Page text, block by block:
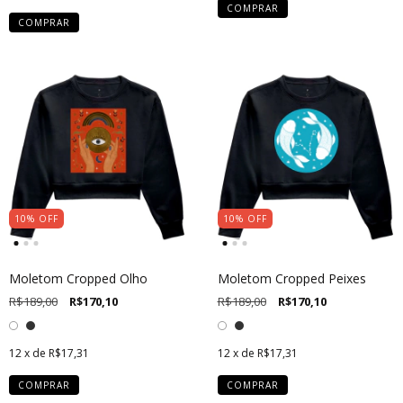
COMPRAR
COMPRAR
10% OFF
Moletom Cropped Olho
R$189,00 R$170,10
12x de R$17,31
COMPRAR
10% OFF
Moletom Cropped Peixes
R$189,00 R$170,10
12 x de R$17,31
COMPRAR